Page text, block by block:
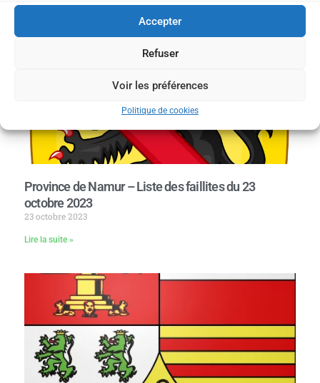
Accepter
Refuser
Voir les préférences
Politique de cookies
Province de Namur – Liste des faillites du 23
octobre 2023
23 octobre 2023
Lire la suite »